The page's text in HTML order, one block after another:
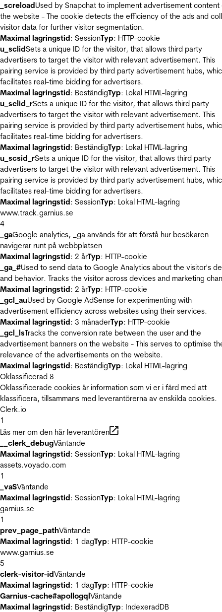
_screloadUsed by Snapchat to implement advertisement content
the website - The cookie detects the efficiency of the ads and
visitor data for further visitor segmentation.
Maximal lagringstid: SessionTyp: HTTP-cookie
u_sclidSets a unique ID for the visitor, that allows third party
advertisers to target the visitor with relevant advertisement. This
pairing service is provided by third party advertisement hubs,
facilitates real-time bidding for advertisers.
Maximal lagringstid: BeständigTyp: Lokal HTML-lagring
u_sclid_rSets a unique ID for the visitor, that allows third party
advertisers to target the visitor with relevant advertisement. This
pairing service is provided by third party advertisement hubs,
facilitates real-time bidding for advertisers.
Maximal lagringstid: BeständigTyp: Lokal HTML-lagring
u_scsid_rSets a unique ID for the visitor, that allows third party
advertisers to target the visitor with relevant advertisement. This
pairing service is provided by third party advertisement hubs,
facilitates real-time bidding for advertisers.
Maximal lagringstid: SessionTyp: Lokal HTML-lagring
www.track.garnius.se
4
_gaGoogle analytics, _ga används för att förstå hur besökaren
navigerar runt på webbplatsen
Maximal lagringstid: 2 årTyp: HTTP-cookie
_ga_#Used to send data to Google Analytics about the visitor's
and behavior. Tracks the visitor across devices and marketing
Maximal lagringstid: 2 årTyp: HTTP-cookie
_gcl_auUsed by Google AdSense for experimenting with
advertisement efficiency across websites using their services.
Maximal lagringstid: 3 månaderTyp: HTTP-cookie
_gcl_lsTracks the conversion rate between the user and the
advertisement banners on the website - This serves to optimise
relevance of the advertisements on the website.
Maximal lagringstid: BeständigTyp: Lokal HTML-lagring
Oklassificerad 8
Oklassificerade cookies är information som vi er i färd med att
klassificera, tillsammans med leverantörerna av enskilda cookies.
Clerk.io
1
Läs mer om den här leverantören
__clerk_debugVäntande
Maximal lagringstid: SessionTyp: Lokal HTML-lagring
assets.voyado.com
1
_vaSVäntande
Maximal lagringstid: SessionTyp: Lokal HTML-lagring
garnius.se
1
prev_page_pathVäntande
Maximal lagringstid: 1 dagTyp: HTTP-cookie
www.garnius.se
5
clerk-visitor-idVäntande
Maximal lagringstid: 1 dagTyp: HTTP-cookie
Garnius-cache#apollogqlVäntande
Maximal lagringstid: BeständigTyp: IndexeradDB